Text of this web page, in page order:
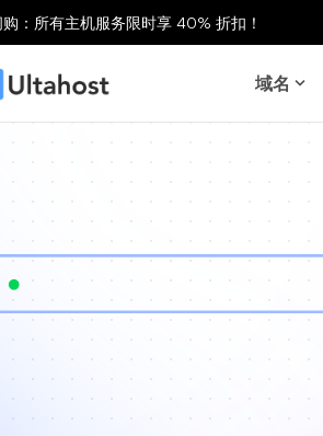
购：所有主机服务限时享 40% 折扣！
域名